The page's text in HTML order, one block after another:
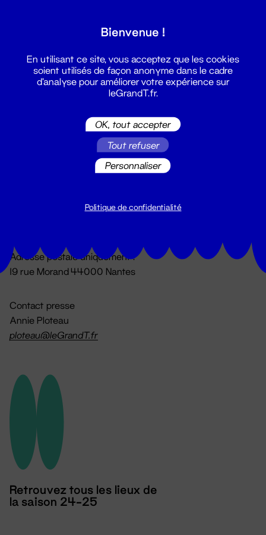
Du lundi au vendredi 14h → 18h
Adresse postale uniquement :
19 rue Morand 44000 Nantes
Contact presse
Annie Ploteau
ploteau@leGrandT.fr
Retrouvez tous les lieux de
la saison 24-25
Bienvenue !
En utilisant ce site, vous acceptez que les cookies
soient utilisés de façon anonyme dans le cadre
d'analyse pour améliorer votre expérience sur
leGrandT.fr.
OK, tout accepter
Tout refuser
Personnaliser
Politique de confidentialité